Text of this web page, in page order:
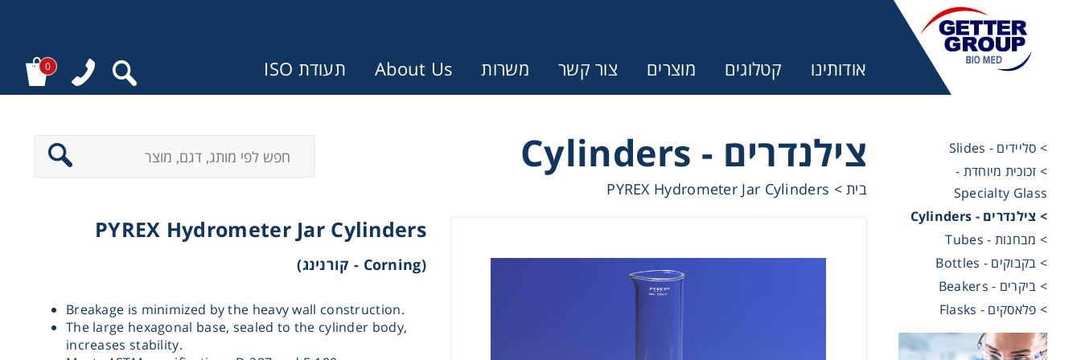
אודותינו קטלוגים מוצרים צור קשר משרות About Us תעודת ISO 0
> סליידים - Slides
> זכוכית מיוחדת -
Specialty Glass
> צילנדרים - Cylinders
> מבחנות - Tubes
> בקבוקים - Bottles
> ביקרים - Beakers
> פלאסקים - Flasks
צילנדרים - Cylinders
בית>
PYREX Hydrometer Jar Cylinders
PYREX Hydrometer Jar Cylinders
(Corning - קורנינג)
Breakage is minimized by the heavy wall construction.
The large hexagonal base, sealed to the cylinder body,
increases stability.
Contact form not found.
מעונין לקבל הצעת מחיר או מידע עבור:
Chromatography